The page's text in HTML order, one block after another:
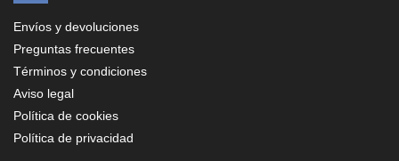
Envíos y devoluciones
Preguntas frecuentes
Términos y condiciones
Aviso legal
Política de cookies
Política de privacidad